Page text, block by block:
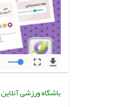
باشگاه ورزشی آنلاین